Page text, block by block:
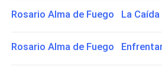
Rosario Alma de Fuego La Caída
Rosario Alma de Fuego